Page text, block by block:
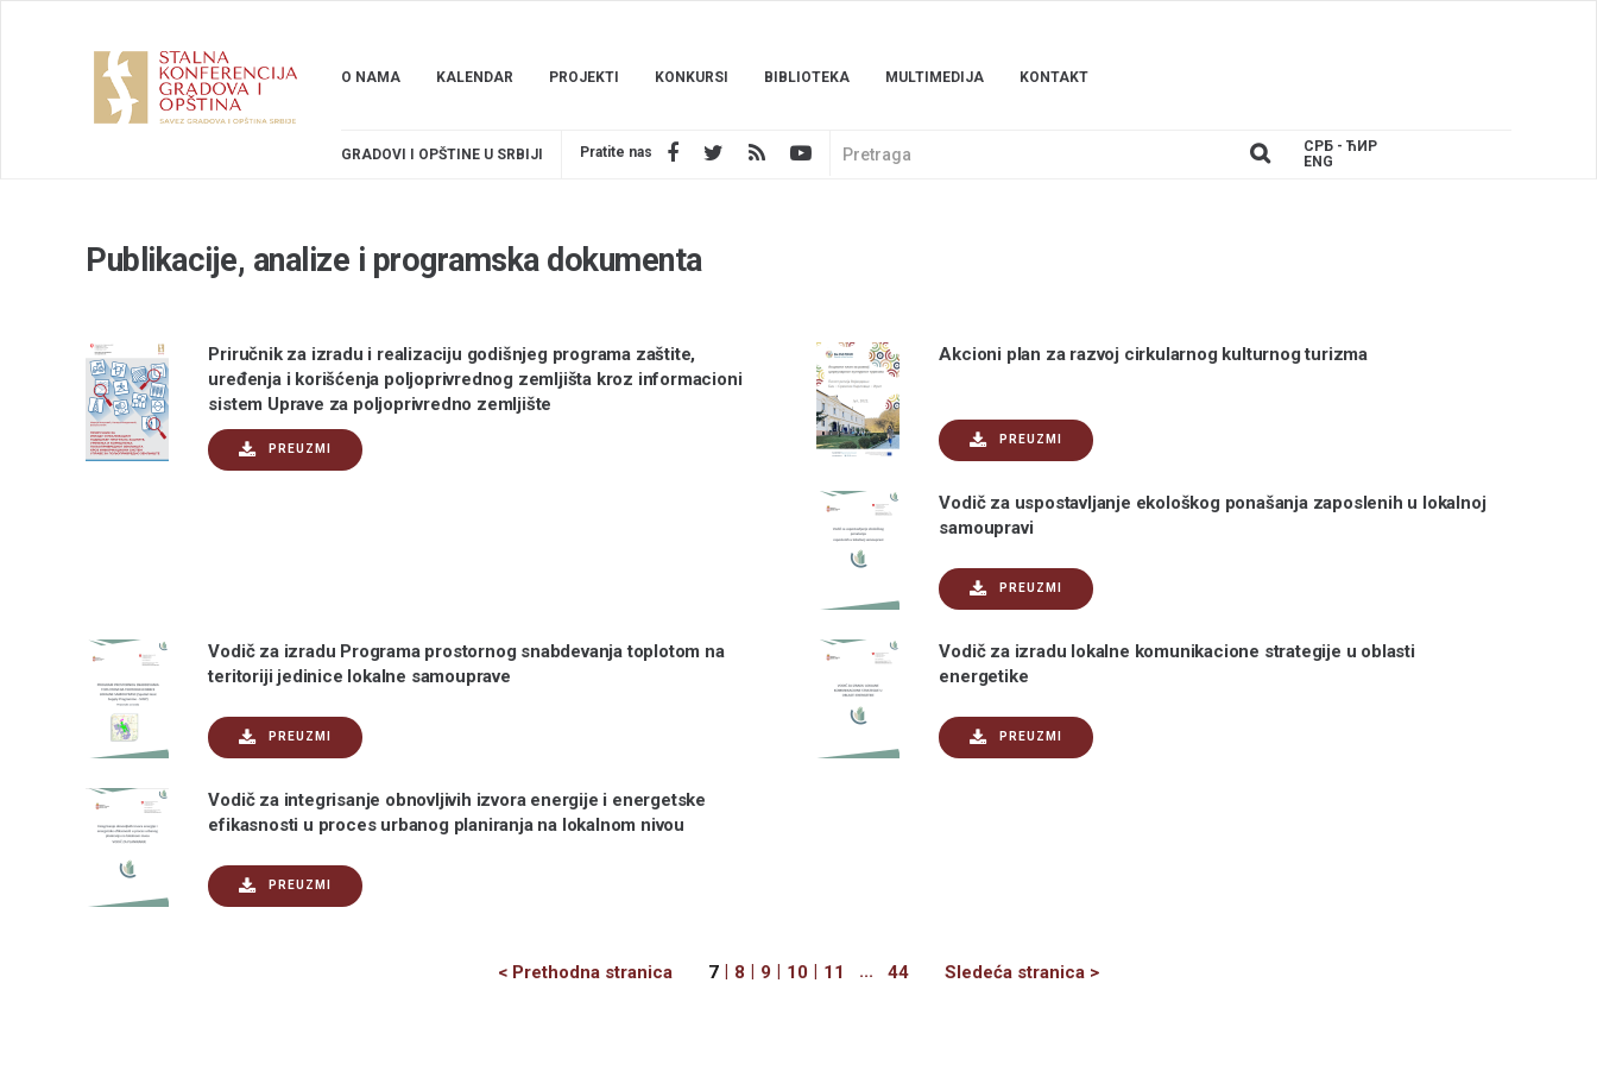
O NAMA KALENDAR PROJEKTI KONKURSI BIBLIOTEKA MULTIMEDIJA KONTAKT
GRADOVI I OPŠTINE U SRBIJI Pratite nas
СРБ - ЋИР
ENG
Publikacije, analize i programska dokumenta
Priručnik za izradu i realizaciju godišnjeg programa zaštite,
uređenja i korišćenja poljoprivrednog zemljišta kroz informacioni
sistem Uprave za poljoprivredno zemljište
PREUZMI
Akcioni plan za razvoj cirkularnog kulturnog turizma
PREUZMI
Vodič za uspostavljanje ekološkog ponašanja zaposlenih u lokalnoj
samoupravi
PREUZMI
Vodič za izradu Programa prostornog snabdevanja toplotom na
teritoriji jedinice lokalne samouprave
PREUZMI
Vodič za izradu lokalne komunikacione strategije u oblasti
energetike
PREUZMI
Vodič za integrisanje obnovljivih izvora energije i energetske
efikasnosti u proces urbanog planiranja na lokalnom nivou
PREUZMI
< Prethodna stranicaPrevious
7 | 8 | 9 | 10 | 11 ... 44 Sledeća stranica >Next